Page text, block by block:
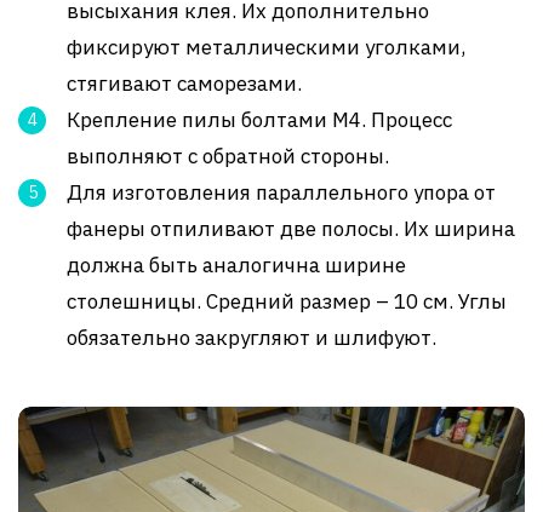
высыхания клея. Их дополнительно
фиксируют металлическими уголками,
стягивают саморезами.
Крепление пилы болтами М4. Процесс
выполняют с обратной стороны.
Для изготовления параллельного упора от
фанеры отпиливают две полосы. Их ширина
должна быть аналогична ширине
столешницы. Средний размер – 10 см. Углы
обязательно закругляют и шлифуют.